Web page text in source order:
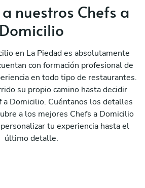
nuestros Chefs a
Domicilio
en La Piedad es absolutamente
con formación profesional de
en todo tipo de restaurantes.
su propio camino hasta decidir
a Domicilio. Cuéntanos los detalles
a los mejores Chefs a Domicilio
tu experiencia hasta el
último detalle.